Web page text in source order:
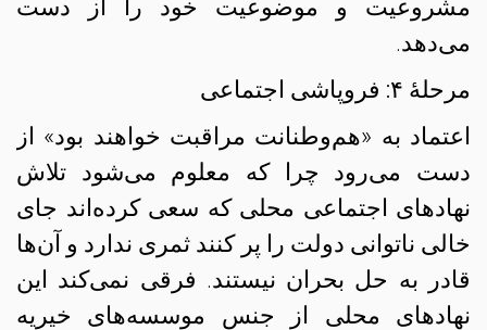
مشروعیت و موضوعیت خود را از دست
می‌دهد.
مرحلهٔ ۴: فروپاشی اجتماعی
اعتماد به «هم‌وطنانت مراقبت خواهند بود» از
دست می‌رود چرا که معلوم می‌شود تلاش
نهادهای اجتماعی محلی که سعی کرده‌اند جای
خالی ناتوانی دولت را پر کنند ثمری ندارد و آن‌ها
قادر به حل بحران نیستند. فرقی نمی‌کند این
نهادهای محلی از جنسِ موسسه‌های خیریه